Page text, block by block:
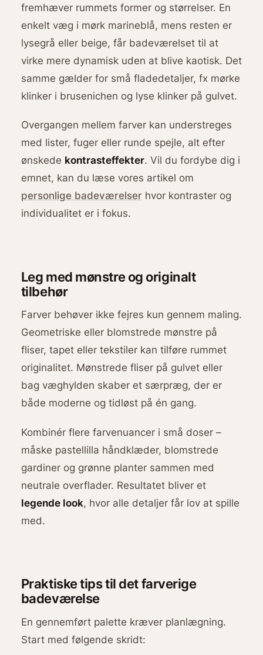
fremhæver rummets former og størrelser. En
enkelt væg i mørk marineblå, mens resten er
lysegrå eller beige, får badeværelset til at
virke mere dynamisk uden at blive kaotisk. Det
samme gælder for små fladedetaljer, fx mørke
klinker i brusenichen og lyse klinker på gulvet.
Overgangen mellem farver kan understreges
med lister, fuger eller runde spejle, alt efter
ønskede kontrasteffekter. Vil du fordybe dig i
emnet, kan du læse vores artikel om
personlige badeværelserhvor kontraster og
individualitet er i fokus.
Leg med mønstre og originalt
tilbehør
Farver behøver ikke fejres kun gennem maling.
Geometriske eller blomstrede mønstre på
fliser, tapet eller tekstiler kan tilføre rummet
originalitet. Mønstrede fliser på gulvet eller
bag væghylden skaber et særpræg, der er
både moderne og tidløst på én gang.
Kombinér flere farvenuancer i små doser –
måske pastellilla håndklæder, blomstrede
gardiner og grønne planter sammen med
neutrale overflader. Resultatet bliver et
legende look, hvor alle detaljer får lov at spille
med.
Praktiske tips til det farverige
badeværelse
En gennemført palette kræver planlægning.
Start med følgende skridt: